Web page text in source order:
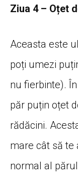
Ziua 4 – Oțet
Aceasta este
poți umezi
nu fierbinte).
păr puțin oțet
rădăcini.
mare cât să te
normal al